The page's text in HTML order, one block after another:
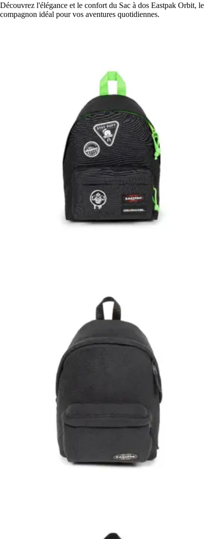
Découvrez l'élégance et le confort du Sac à dos Eastpak Orbit, le
compagnon idéal pour vos aventures quotidiennes.